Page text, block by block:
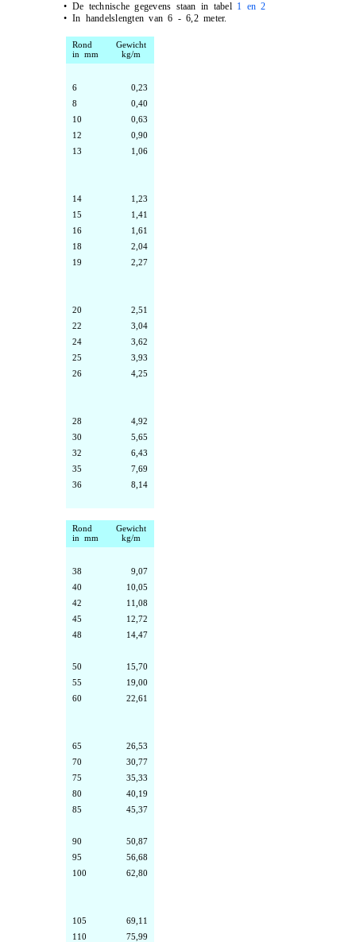
• De technische gegevens staan in tabel 1 en 2
• In handelslengten van 6 - 6,2 meter.
Rond
in mm
Gewicht
kg/m
6
0,23
8
0,40
10
0,63
12
0,90
13
1,06
14
1,23
15
1,41
16
1,61
18
2,04
19
2,27
20
2,51
22
3,04
24
3,62
25
3,93
26
4,25
28
4,92
30
5,65
32
6,43
35
7,69
36
8,14
Rond
in mm
Gewicht
kg/m
38
9,07
40
10,05
42
11,08
45
12,72
48
14,47
50
15,70
55
19,00
60
22,61
65
26,53
70
30,77
75
35,33
80
40,19
85
45,37
90
50,87
95
56,68
100
62,80
105
69,11
110
75,99